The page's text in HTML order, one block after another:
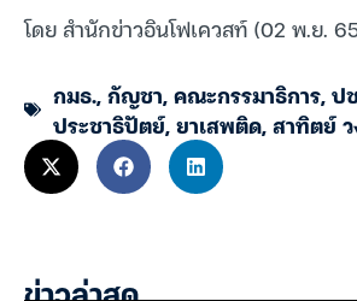
โดย สำนักข่าวอินโฟเควสท์ (02 พ.ย.
กมธ.,กัญชา,คณะกรรมาธิการ,ป
ประชาธิปัตย์,ยาเสพติด,สาทิตย์